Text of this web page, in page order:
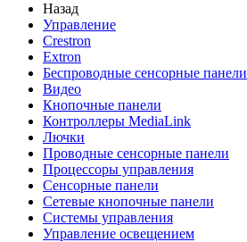
Назад
Управление
Crestron
Extron
Беспроводные сенсорные панели
Видео
Кнопочные панели
Контроллеры MediaLink
Лючки
Проводные сенсорные панели
Процессоры управления
Сенсорные панели
Сетевые кнопочные панели
Системы управления
Управление освещением